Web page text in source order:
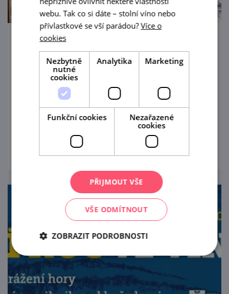
Nenecháme Vás na suchu!
1. 5. — 26. 9. '26
Cech vinařů Vrbovec i letos spouští na celou
sezónu akci "Nenecháme vás na suchu!
ANEB Hledej žluté kolo, najdeš otevřený
prohlédnout
webu. Tak co si dáte – stolní víno nebo
přívlastkové se vší parádou?Více o
cookies
Nezbytně
nutné
cookies
Analytika Marketing
Funkční cookies
Nezařazené
cookies
PŘIJMOUT VŠE
VŠE ODMÍTNOUT
ZOBRAZIT PODROBNOSTI